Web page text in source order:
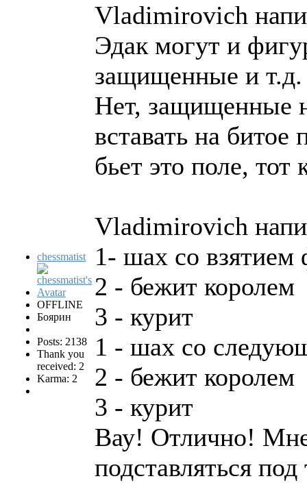
chessmatist
OFFLINE
Боярин
Posts: 2138
Thank you
received: 2
Karma: 2
Vladimirovich
Эдак могут и
защищенные и т.д.
Нет, защищенные
вставать на битое
бьет это поле,
Vladimirovich
1- шах со взятием
2 - бежит королем
3 - курит
1 - шах со
2 - бежит королем
3 - курит
Вау! Отлично!
подставляться